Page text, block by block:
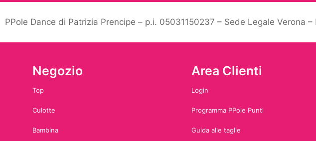
PPole Dance di Patrizia Prencipe – p.i. 05031150237 – Sede Legale Verona
Negozio
Top
Culotte
Bambina
Area Clienti
Login
Programma PPole Punti
Guida alle taglie